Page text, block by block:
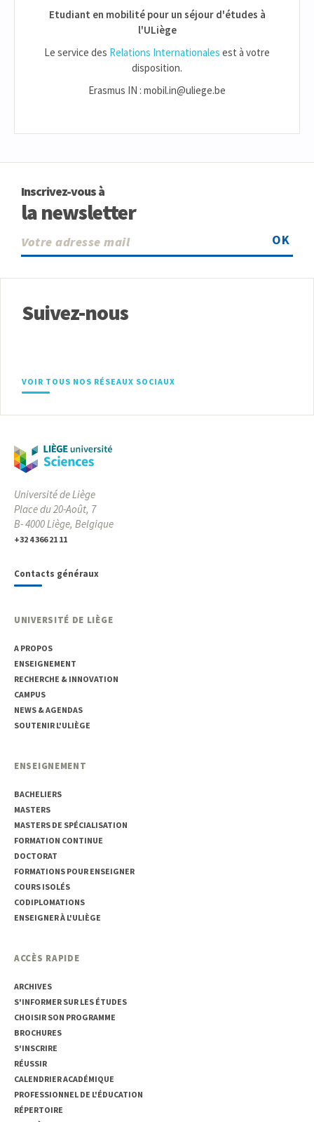
Etudiant en mobilité pour un séjour d'études à
l'ULiège
Le service des Relations Internationales est à votre
disposition.
Erasmus IN : mobil.in@uliege.be
Inscrivez-vous à
la newsletter
OK
Suivez-nous
VOIR TOUS NOS RÉSEAUX SOCIAUX
Université de Liège
Place du 20-Août, 7
B- 4000 Liège, Belgique
+32 4 366 21 11
Contacts généraux
UNIVERSITÉ DE LIÈGE
A PROPOS
ENSEIGNEMENT
RECHERCHE & INNOVATION
CAMPUS
NEWS & AGENDAS
SOUTENIR L'ULIÈGE
ENSEIGNEMENT
BACHELIERS
MASTERS
MASTERS DE SPÉCIALISATION
FORMATION CONTINUE
DOCTORAT
FORMATIONS POUR ENSEIGNER
COURS ISOLÉS
CODIPLOMATIONS
ENSEIGNER À L'ULIÈGE
ACCÈS RAPIDE
ARCHIVES
S'INFORMER SUR LES ÉTUDES
CHOISIR SON PROGRAMME
BROCHURES
S'INSCRIRE
RÉUSSIR
CALENDRIER ACADÉMIQUE
PROFESSIONNEL DE L'ÉDUCATION
RÉPERTOIRE